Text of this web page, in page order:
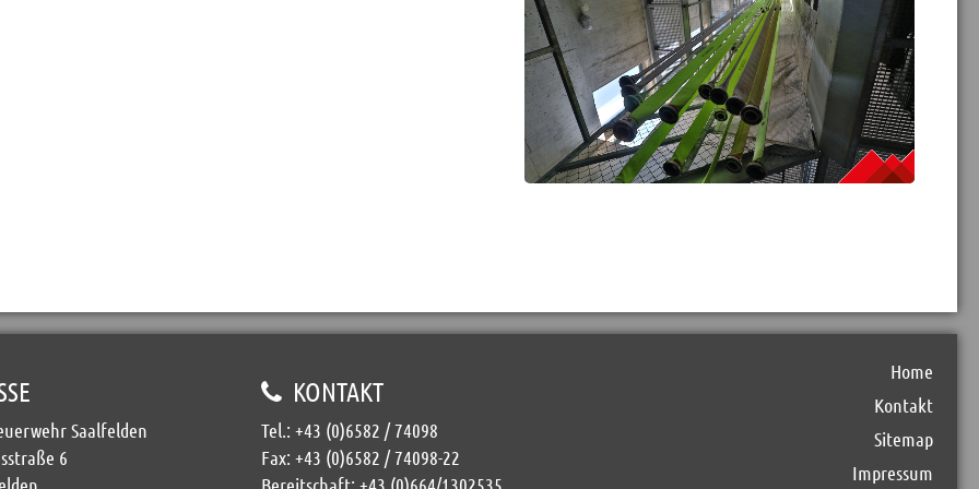
Saalfelden
6
KONTAKT
Tel.: +43 (0)6582 / 74098
Fax: +43 (0)6582 / 74098-22
Home
Kontakt
Sitemap
Impressum